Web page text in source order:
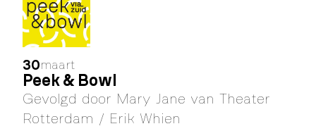
30maart
Peek & Bowl
Gevolgd door Mary Jane van Theater
Rotterdam / Erik Whien